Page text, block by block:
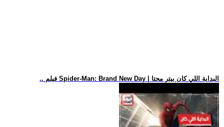
.. فيلم Spider-Man: Brand New Day | البداية اللي كان بيتر محتا